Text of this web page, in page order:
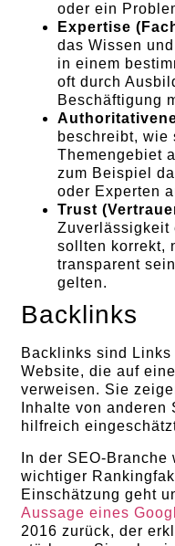
oder ein
Expertise
das Wissen
in einem
oft durch
Beschäftigung
beschreibt, wie
Themengebiet
zum Beispiel
oder Experten
Trust
Zuverlässigkeit
sollten korrekt,
transparent
gelten.
Backlinks
Backlinks sind
Website, die auf
verweisen. Sie
Inhalte von
hilfreich
In der SEO-
wichtiger
Einschätzung geht
Aussage eines
2016 zurück, der